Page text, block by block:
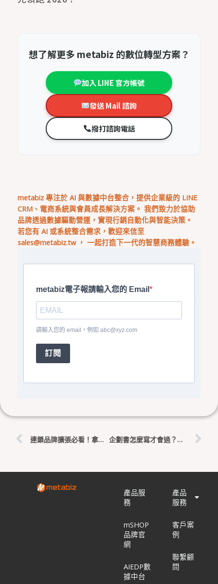
想了解更多 metabiz 的數位轉型方案？
加入 LINE 官方帳號
發送 Mail 諮詢
撥打諮詢電話
metabiz 專注於 AI 與數據中台整合，提供企業級的 LINE
CRM、電商系統與會員成長解決方案。 我們致力於協助
品牌透過數據驅動營運，實現行銷自動化與智能決策。
若您有 AI 或系統整合需求，歡迎來信至
sales@metabiz.tw， 一起打造下一代的智慧商務體驗。
metabiz電子報請輸入您的 Email
請輸入您的 email，例如 abc@xyz.com
訂閱
連鎖品牌擴張必看！拿走 300 萬政府補助，用 AI 打造你的最強「總部戰情室」 企劃書怎麼寫才會過？評委最愛看的「量化效益」撰寫秘訣大公開
產品服
務
mSHOP
品牌官
網
AIEDP數
據中台
產品
服務
客戶案
例
聯繫顧
問